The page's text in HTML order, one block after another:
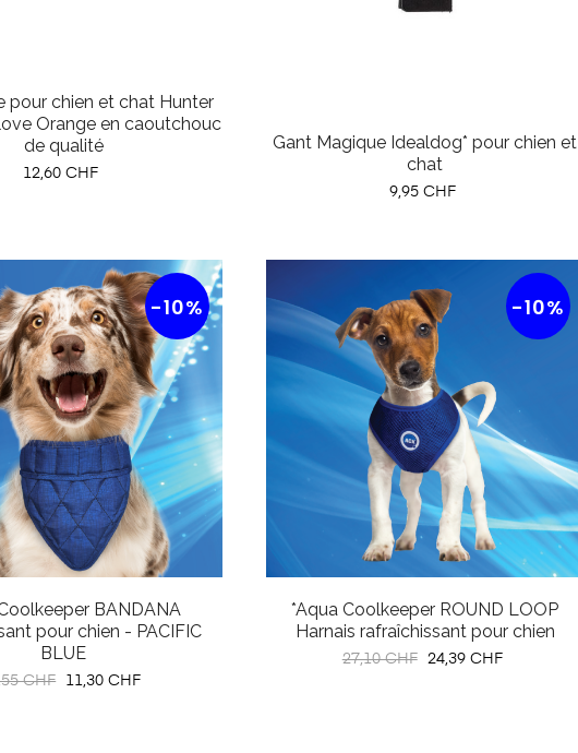
pour chien et chat Hunter
Orange en caoutchouc
de qualité
Prix
12,60 CHF
Gant Magique Idealdog* pour chien et
chat
Prix
9,95 CHF
BANDANA
pour chien - PACIFIC
BLUE
CHF
-10%
Prix
11,30 CHF
*Aqua Coolkeeper ROUND LOOP
Harnais rafraîchissant pour chien
Prix
27,10 CHF
-10%
Prix
24,39 CHF